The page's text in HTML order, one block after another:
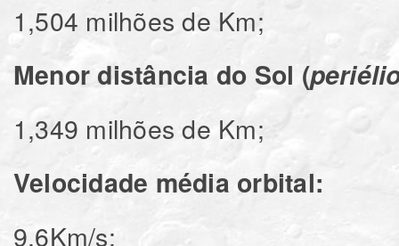
1,504 milhões de Km;
Menor distância do Sol (
1,349 milhões de Km;
Velocidade média orbital:
9,6Km/s;